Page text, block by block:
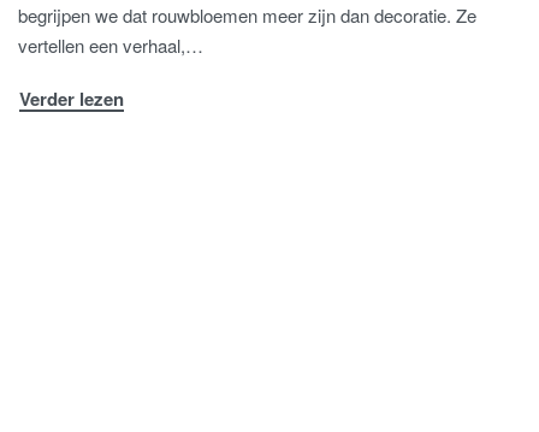
begrijpen we dat rouwbloemen meer zijn dan decoratie. Ze
vertellen een verhaal,…
Verder lezen